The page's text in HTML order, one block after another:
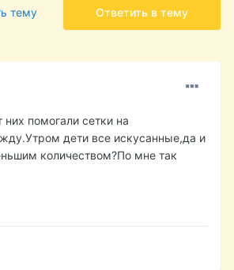
Ответить в тему
тему
помогали сетки на
дети все искусанные,да и
количеством?По мне так